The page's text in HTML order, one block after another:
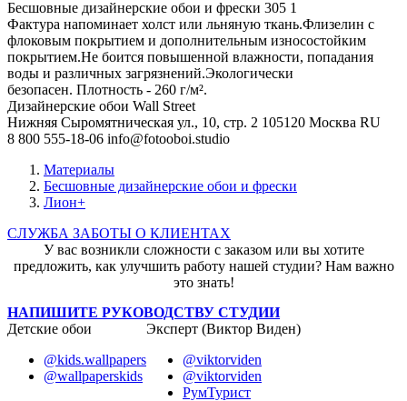
Бесшовные дизайнерские обои и фрески 305 1
Фактура напоминает холст или льняную ткань.Флизелин с
флоковым покрытием и дополнительным износостойким
покрытием.Не боится повышенной влажности, попадания
воды и различных загрязнений.Экологически
безопасен. Плотность - 260 г/м².
Дизайнерские обои Wall Street
Нижняя Сыромятническая ул., 10, стр. 2 105120 Москва RU
8 800 555-18-06 info@fotooboi.studio
Материалы
Бесшовные дизайнерские обои и фрески
Лион+
СЛУЖБА ЗАБОТЫ О КЛИЕНТАХ
У вас возникли сложности с заказом или вы хотите
предложить, как улучшить работу нашей студии? Нам важно
это знать!
НАПИШИТЕ РУКОВОДСТВУ СТУДИИ
Детские обои
@kids.wallpapers
@wallpaperskids
Эксперт (Виктор Виден)
@viktorviden
@viktorviden
РумТурист